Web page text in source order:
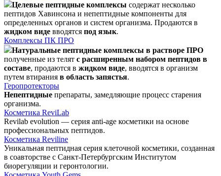
Целевые пептидные комплексы содержат несколько
пептидов Хавинсона и непептидные компоненты для
определенных органов и систем организма. Продаются в
жидком виде вводятся под язык.
Комплексы ПК ПРО
Натуральные пептидные комплексы в растворе ПРО
полученные из телят с расширенным набором пептидов в
составе, продаются в жидком виде, вводятся в организм
путем втирания в область запястья.
Геропротекторы
Непептидные препараты, замедляющие процесс старения
организма.
Косметика ReviLab
Revilab evolution — серия anti-age косметики на основе
профессиональных пептидов.
Косметика Reviline
Уникальная пептидная серия клеточной косметики, созданная
в соавторстве с Санкт-Петербургским Институтом
биорегуляции и геронтологии.